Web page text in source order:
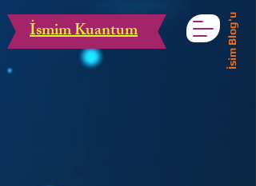
İsmim Kuantum İsim Blog'u